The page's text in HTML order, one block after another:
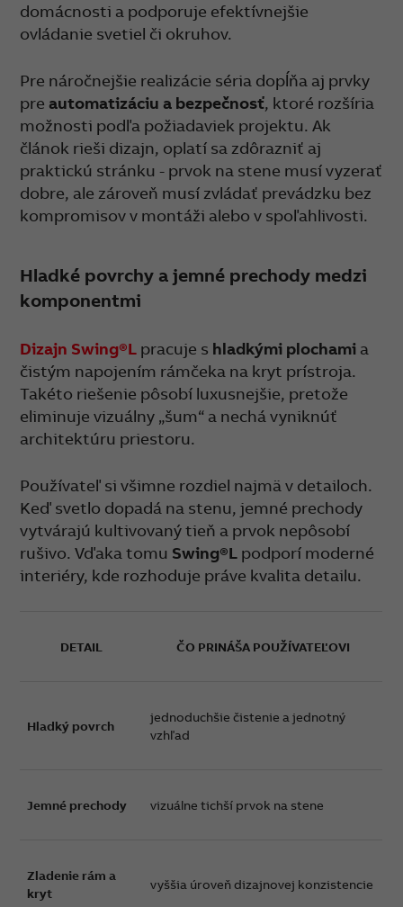
domácnosti a podporuje efektívnejšie
ovládanie svetiel či okruhov.
Pre náročnejšie realizácie séria dopĺňa aj prvky
pre automatizáciu a bezpečnosť, ktoré rozšíria
možnosti podľa požiadaviek projektu. Ak
článok rieši dizajn, oplatí sa zdôrazniť aj
praktickú stránku - prvok na stene musí vyzerať
dobre, ale zároveň musí zvládať prevádzku bez
kompromisov v montáži alebo v spoľahlivosti.
Hladké povrchy a jemné prechody medzi
komponentmi
Dizajn Swing®L pracuje s hladkými plochami a
čistým napojením rámčeka na kryt prístroja.
Takéto riešenie pôsobí luxusnejšie, pretože
eliminuje vizuálny „šum“ a nechá vyniknúť
architektúru priestoru.
Používateľ si všimne rozdiel najmä v detailoch.
Keď svetlo dopadá na stenu, jemné prechody
vytvárajú kultivovaný tieň a prvok nepôsobí
rušivo. Vďaka tomu Swing®L podporí moderné
interiéry, kde rozhoduje práve kvalita detailu.
DETAIL ČO PRINÁŠA POUŽÍVATEĽOVI
Hladký povrch
jednoduchšie čistenie a jednotný
vzhľad
Jemné prechody vizuálne tichší prvok na stene
Zladenie rám a
kryt
vyššia úroveň dizajnovej konzistencie